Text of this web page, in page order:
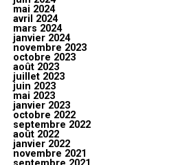
mai 2024
avril 2024
mars 2024
janvier 2024
novembre 2023
octobre 2023
août 2023
juillet 2023
juin 2023
mai 2023
janvier 2023
octobre 2022
septembre 2022
août 2022
janvier 2022
novembre 2021